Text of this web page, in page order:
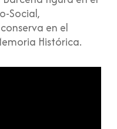
Social,
en el
Histórica.